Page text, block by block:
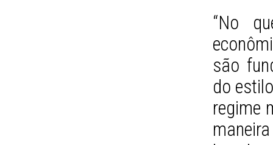
“No
são
do
regime